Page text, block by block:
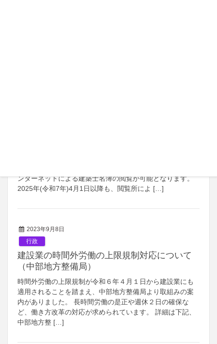
ンターネットによる建築士名簿の閲覧が可能となります。
2025年(令和7年)4月1日以降も、閲覧所によ […]
2023年9月8日
行政
建設業の時間外労働の上限規制対応について
（中部地方整備局）
時間外労働の上限規制が令和６年４月１日から建設業にも
適用されることを踏まえ、中部地方整備局より取組みの案
内がありました。 長時間労働の是正や週休２日の確保な
ど、働き方改革の対応が求められています。 詳細は下記、
中部地方整 […]